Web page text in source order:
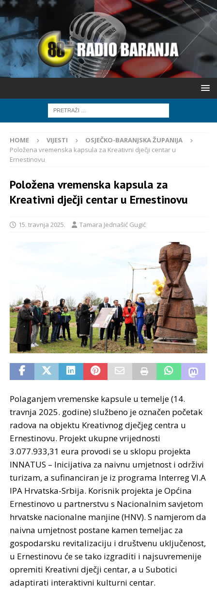
HOME VIJESTI
OSJEČKO-BARANJSKA ŽUPANIJA
Položena vremenska kapsula za Kreativni dječji centar u
Ernestinovu
Položena vremenska kapsula za
Kreativni dječji centar u Ernestinovu
15. travnja 2025. Tamara Jednašić Gugić
Polaganjem vremenske kapsule u temelje (14.
travnja 2025. godine) službeno je označen početak
radova na objektu Kreativnog dječjeg centra u
Ernestinovu. Projekt ukupne vrijednosti
3.077.933,31 eura provodi se u sklopu projekta
INNATUS – Inicijativa za naivnu umjetnost i održivi
turizam, a sufinanciran je iz programa Interreg VI.A
IPA Hrvatska-Srbija. Korisnik projekta je Općina
Ernestinovo u partnerstvu s Nacionalnim savjetom
hrvatske nacionalne manjine (HNV). S namjerom da
naivna umjetnost postane kamen temeljac za
gospodarsku revitalizaciju i društvenu uključenost,
u Ernestinovu će se tako izgraditi i najsuvremenije
opremiti Kreativni dječji centar, a u Subotici
adaptirati interaktivni kulturni centar.